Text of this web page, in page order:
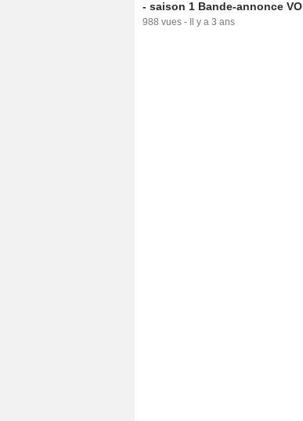
- saison 1 Bande-annonce VO
988 vues - Il y a 3 ans